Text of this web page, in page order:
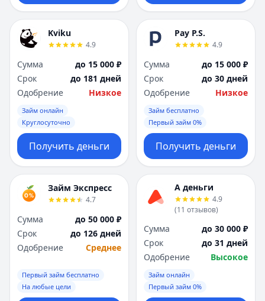
Kviku
4.9
Сумма
до 15 000 ₽
Срок
до 181 дней
Одобрение
Низкое
Займ онлайн
Круглосуточно
Получить деньги
Pay P.S.
4.9
Сумма
до 15 000 ₽
Срок
до 30 дней
Одобрение
Низкое
Займ бесплатно
Первый займ 0%
Получить деньги
Займ Экспресс
4.7
Сумма
до 50 000 ₽
Срок
до 126 дней
Одобрение
Среднее
Первый займ бесплатно
На любые цели
А деньги
4.9
(11 отзывов)
Сумма
до 30 000 ₽
Срок
до 31 дней
Одобрение
Высокое
Займ онлайн
Первый займ 0%